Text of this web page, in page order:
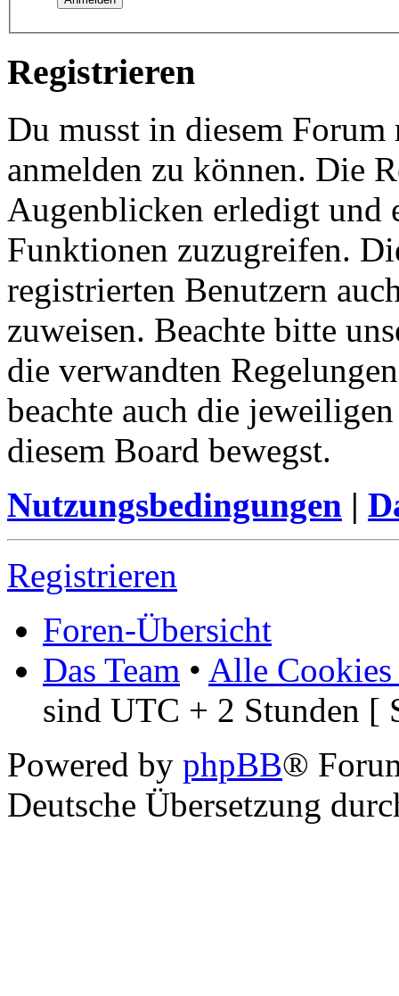
Registrieren
Du musst in diesem
anmelden zu können. Die
Augenblicken erledigt und
Funktionen zuzugreifen.
registrierten Benutzern
zuweisen. Beachte bitte
die verwandten
beachte auch die
diesem Board bewegst.
Nutzungsbedingungen |
Registrieren
Foren-Übersicht
Das Team • Alle Cookies
sind UTC + 2 Stunden [
Powered by phpBB®
Deutsche Übersetzung